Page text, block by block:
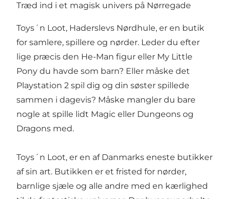
Træd ind i et magisk univers på Nørregade
Toys´n Loot, Haderslevs Nørdhule, er en butik
for samlere, spillere og nørder. Leder du efter
lige præcis den He-Man figur eller My Little
Pony du havde som barn? Eller måske det
Playstation 2 spil dig og din søster spillede
sammen i dagevis? Måske mangler du bare
nogle at spille lidt Magic eller Dungeons og
Dragons med.
Toys´n Loot, er en af Danmarks eneste butikker
af sin art. Butikken er et fristed for nørder,
barnlige sjæle og alle andre med en kærlighed